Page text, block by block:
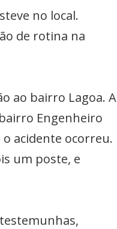
no local.
de rotina na
ao bairro Lagoa. A
Engenheiro
acidente ocorreu.
um poste, e